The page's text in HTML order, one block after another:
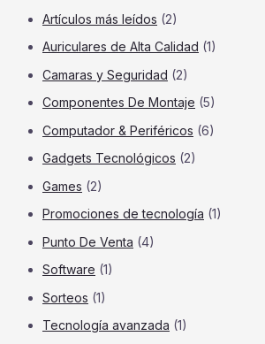
Artículos más leídos (2)
Auriculares de Alta Calidad (1)
Camaras y Seguridad (2)
Componentes De Montaje (5)
Computador & Periféricos (6)
Gadgets Tecnológicos (2)
Games (2)
Promociones de tecnología (1)
Punto De Venta (4)
Software (1)
Sorteos (1)
Tecnología avanzada (1)